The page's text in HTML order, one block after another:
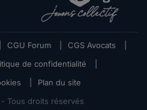
CGU Forum CGS Avocats
de confidentialité
Plan du site
Tous droits réservés